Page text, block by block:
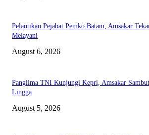
Pelantikan Pejabat Pemko Batam, Amsakar
Melayani
August 6, 2026
Panglima TNI Kunjungi Kepri, Amsakar
Lingga
August 5, 2026